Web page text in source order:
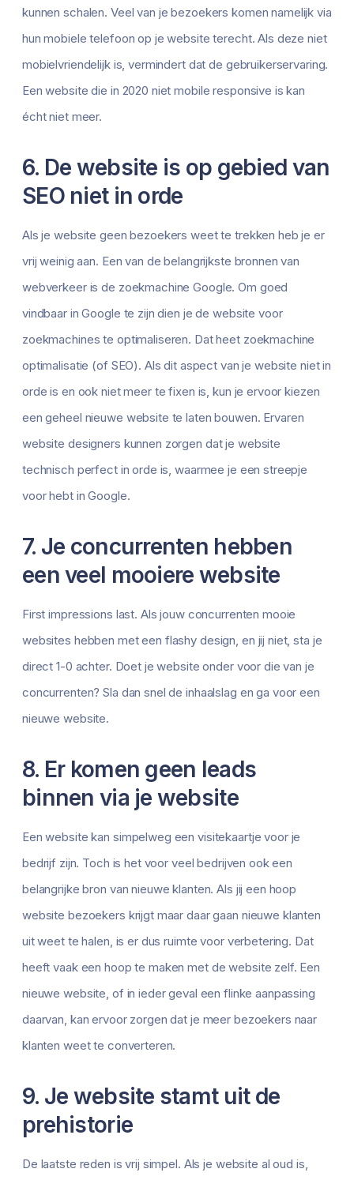
kunnen schalen. Veel van je bezoekers komen namelijk via
hun mobiele telefoon op je website terecht. Als deze niet
mobielvriendelijk is, vermindert dat de gebruikerservaring.
Een website die in 2020 niet mobile responsive is kan
écht niet meer.
6. De website is op gebied van
SEO niet in orde
Als je website geen bezoekers weet te trekken heb je er
vrij weinig aan. Een van de belangrijkste bronnen van
webverkeer is de zoekmachine Google. Om goed
vindbaar in Google te zijn dien je de website voor
zoekmachines te optimaliseren. Dat heet zoekmachine
optimalisatie (of SEO). Als dit aspect van je website niet in
orde is en ook niet meer te fixen is, kun je ervoor kiezen
een geheel nieuwe website te laten bouwen. Ervaren
website designers kunnen zorgen dat je website
technisch perfect in orde is, waarmee je een streepje
voor hebt in Google.
7. Je concurrenten hebben
een veel mooiere website
First impressions last. Als jouw concurrenten mooie
websites hebben met een flashy design, en jij niet, sta je
direct 1-0 achter. Doet je website onder voor die van je
concurrenten? Sla dan snel de inhaalslag en ga voor een
nieuwe website.
8. Er komen geen leads
binnen via je website
Een website kan simpelweg een visitekaartje voor je
bedrijf zijn. Toch is het voor veel bedrijven ook een
belangrijke bron van nieuwe klanten. Als jij een hoop
website bezoekers krijgt maar daar gaan nieuwe klanten
uit weet te halen, is er dus ruimte voor verbetering. Dat
heeft vaak een hoop te maken met de website zelf. Een
nieuwe website, of in ieder geval een flinke aanpassing
daarvan, kan ervoor zorgen dat je meer bezoekers naar
klanten weet te converteren.
9. Je website stamt uit de
prehistorie
De laatste reden is vrij simpel. Als je website al oud is,